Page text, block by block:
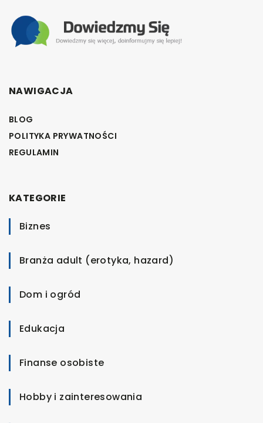
NAWIGACJA
BLOG
POLITYKA PRYWATNOŚCI
REGULAMIN
KATEGORIE
Biznes
Branża adult (erotyka, hazard)
Dom i ogród
Edukacja
Finanse osobiste
Hobby i zainteresowania